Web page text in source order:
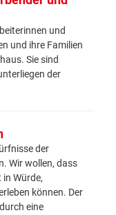
und
und ihre Familien
Sie sind
der
der
Wir wollen, dass
Würde,
können. Der
eine